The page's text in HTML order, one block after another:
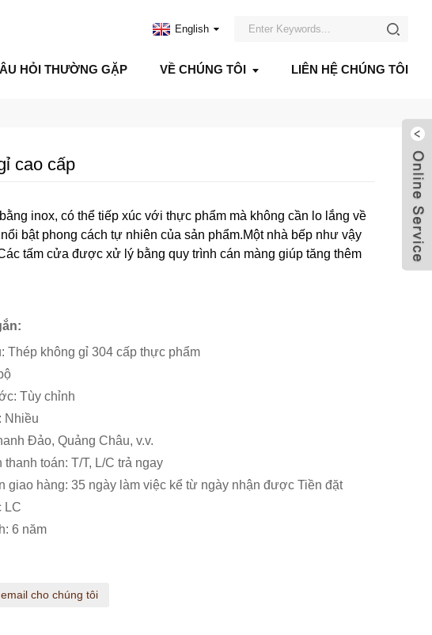
HỎI THƯỜNG GẶP VỀ CHÚNG TÔI LIÊN HỆ CHÚNG TÔI
English
cao cấp
inox, có thể tiếp xúc với thực phẩm mà không cần lo lắng về
bật phong cách tự nhiên của sản phẩm.Một nhà bếp như vậy
tấm cửa được xử lý bằng quy trình cán màng giúp tăng thêm
Thép không gỉ 304 cấp thực phẩm
Tùy chỉnh
Nhiều
Đảo, Quảng Châu, v.v.
thanh toán: T/T, L/C trả ngay
giao hàng: 35 ngày làm việc kể từ ngày nhận được Tiền đặt
LC
6 năm
cho chúng tôi